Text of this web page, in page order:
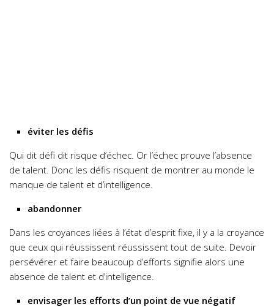
éviter les défis
Qui dit défi dit risque d’échec. Or l’échec prouve l’absence
de talent. Donc les défis risquent de montrer au monde le
manque de talent et d’intelligence.
abandonner
Dans les croyances liées à l’état d’esprit fixe, il y a la croyance
que ceux qui réussissent réussissent tout de suite. Devoir
persévérer et faire beaucoup d’efforts signifie alors une
absence de talent et d’intelligence.
envisager les efforts d’un point de vue négatif